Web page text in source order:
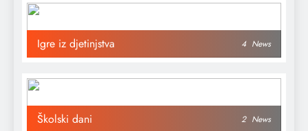
Igre iz djetinjstva 4 News
Školski dani 2 News